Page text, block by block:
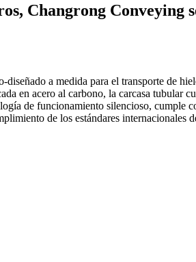
Changrong Conveying
a medida para el transporte de
en acero al carbono, la carcasa tubular
de funcionamiento silencioso, cumple
de los estándares internacionales